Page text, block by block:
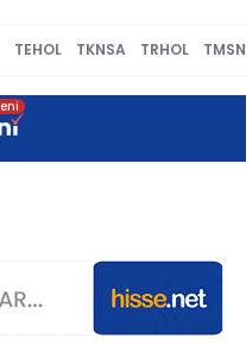
TEHOL TKNSA TRHOL TMSN